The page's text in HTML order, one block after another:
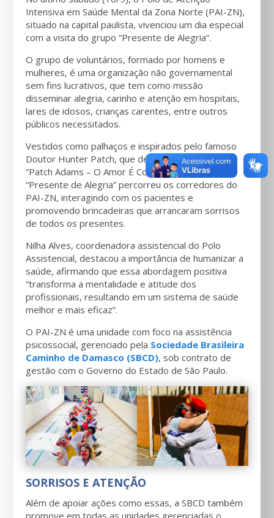
Intensiva em Saúde Mental da Zona Norte (PAI-ZN),
situado na capital paulista, vivenciou um dia especial
com a visita do grupo “Presente de Alegria”.
O grupo de voluntários, formado por homens e
mulheres, é uma organização não governamental
sem fins lucrativos, que tem como missão
disseminar alegria, carinho e atenção em hospitais,
lares de idosos, crianças carentes, entre outros
públicos necessitados.
Vestidos como palhaços e inspirados pelo famoso
Doutor Hunter Patch, que deu origem ao filme
“Patch Adams – O Amor É Contagioso”, o grupo
“Presente de Alegria” percorreu os corredores do
PAI-ZN, interagindo com os pacientes e
promovendo brincadeiras que arrancaram sorrisos
de todos os presentes.
Nilha Alves, coordenadora assistencial do Polo
Assistencial, destacou a importância de humanizar a
saúde, afirmando que essa abordagem positiva
“transforma a mentalidade e atitude dos
profissionais, resultando em um sistema de saúde
melhor e mais eficaz”.
O PAI-ZN é uma unidade com foco na assistência
psicossocial, gerenciado pela Sociedade Brasileira
Caminho de Damasco (SBCD), sob contrato de
gestão com o Governo do Estado de São Paulo.
SORRISOS E ATENÇÃO
Além de apoiar ações como essas, a SBCD também
promove em todas as unidades gerenciadas o